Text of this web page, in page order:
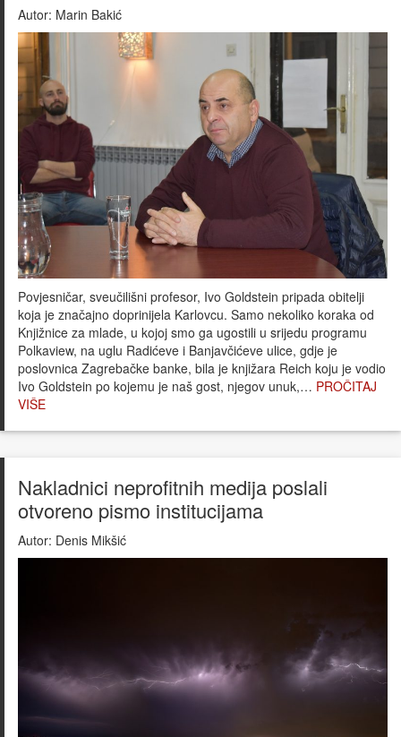
Autor: Marin Bakić
Povjesničar, sveučilišni profesor, Ivo Goldstein pripada obitelji
koja je značajno doprinijela Karlovcu. Samo nekoliko koraka od
Knjižnice za mlade, u kojoj smo ga ugostili u srijedu programu
Polkaview, na uglu Radićeve i Banjavčićeve ulice, gdje je
poslovnica Zagrebačke banke, bila je knjižara Reich koju je vodio
Ivo Goldstein po kojemu je naš gost, njegov unuk,… PROČITAJ
VIŠE
Nakladnici neprofitnih medija poslali
otvoreno pismo institucijama
Autor: Denis Mikšić